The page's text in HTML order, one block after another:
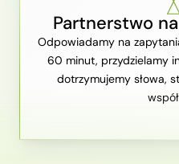
Partnerstwo
Odpowiadamy na
60 minut, przydzielamy
dotrzymujemy słowa,